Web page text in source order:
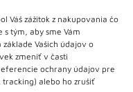
Váš zážitok z nakupovania čo
s tým, aby sme Vám
Vašich údajov o
zmeniť v časti
ochrany údajov pre
alebo ho zrušiť
roku 2010. Na našej
značkových